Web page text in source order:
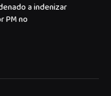
a indenizar
PM no